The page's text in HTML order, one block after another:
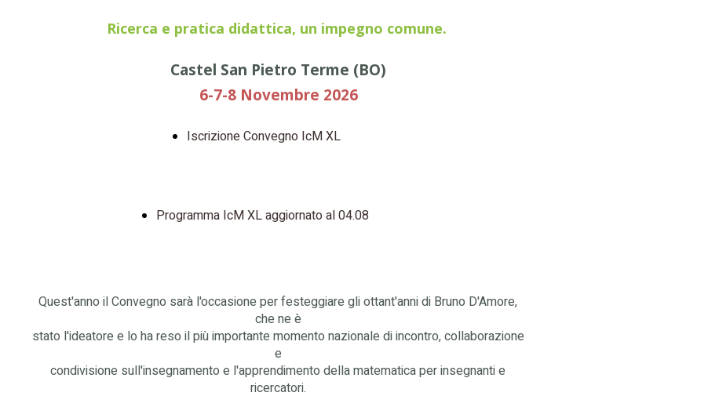
Ricerca e pratica didattica, un impegno comune.
Castel San Pietro Terme (BO)
6-7-8 Novembre 2026
Iscrizione Convegno IcM XL
Programma IcM XL aggiornato al 04.08
Quest'anno il Convegno sarà l'occasione per festeggiare gli ottant'anni di Bruno D'Amore,
che ne è
stato l'ideatore e lo ha reso il più importante momento nazionale di incontro, collaborazione
e
condivisione sull'insegnamento e l'apprendimento della matematica per insegnanti e
ricercatori.